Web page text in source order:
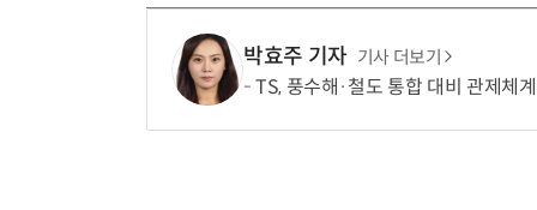
박효주 기자 기사 더보기
TS, 풍수해·철도 통합 대비 관제체